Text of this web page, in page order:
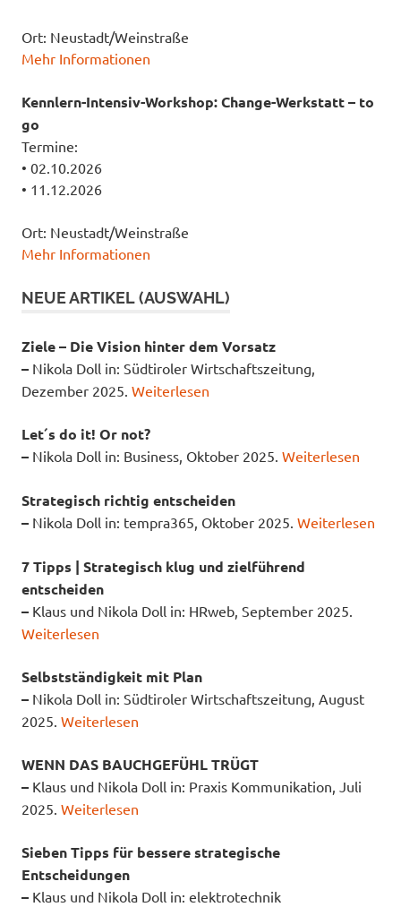
Ort: Neustadt/Weinstraße
Mehr Informationen
Kennlern-Intensiv-Workshop: Change-Werkstatt – to
go
Termine:
• 02.10.2026
• 11.12.2026
Ort: Neustadt/Weinstraße
Mehr Informationen
NEUE ARTIKEL (AUSWAHL)
Ziele – Die Vision hinter dem Vorsatz
– Nikola Doll in: Südtiroler Wirtschaftszeitung,
Dezember 2025. Weiterlesen
Let´s do it! Or not?
– Nikola Doll in: Business, Oktober 2025. Weiterlesen
Strategisch richtig entscheiden
– Nikola Doll in: tempra365, Oktober 2025. Weiterlesen
7 Tipps | Strategisch klug und zielführend
entscheiden
– Klaus und Nikola Doll in: HRweb, September 2025.
Weiterlesen
Selbstständigkeit mit Plan
– Nikola Doll in: Südtiroler Wirtschaftszeitung, August
2025. Weiterlesen
WENN DAS BAUCHGEFÜHL TRÜGT
– Klaus und Nikola Doll in: Praxis Kommunikation, Juli
2025. Weiterlesen
Sieben Tipps für bessere strategische
Entscheidungen
– Klaus und Nikola Doll in: elektrotechnik